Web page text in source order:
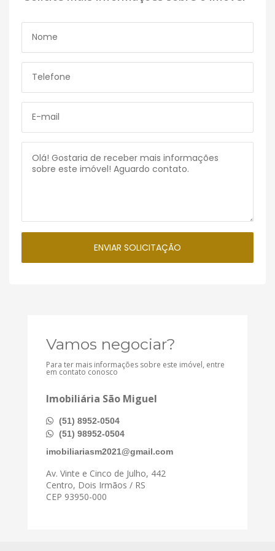
Vamos negociar?
Para ter mais informações sobre este imóvel, entre
em contato conosco
Imobiliária São Miguel
(51) 8952-0504
(51) 98952-0504
imobiliariasm2021@gmail.com
Av. Vinte e Cinco de Julho, 442
Centro, Dois Irmãos / RS
CEP 93950-000